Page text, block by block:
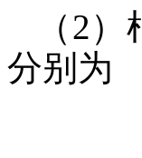
（2
分别为